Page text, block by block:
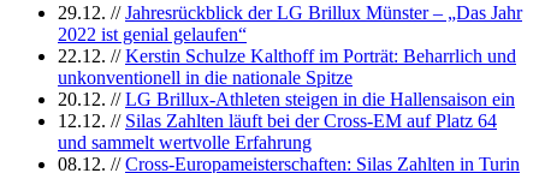
29.12. //Jahresrückblick der LG Brillux Münster – „Das Jahr
2022 ist genial gelaufen“
22.12. //Kerstin Schulze Kalthoff im Porträt: Beharrlich und
unkonventionell in die nationale Spitze
20.12. //LG Brillux-Athleten steigen in die Hallensaison ein
12.12. // Silas Zahlten läuft bei der Cross-EM auf Platz 64
und sammelt wertvolle Erfahrung
08.12. //Cross-Europameisterschaften: Silas Zahlten in Turin